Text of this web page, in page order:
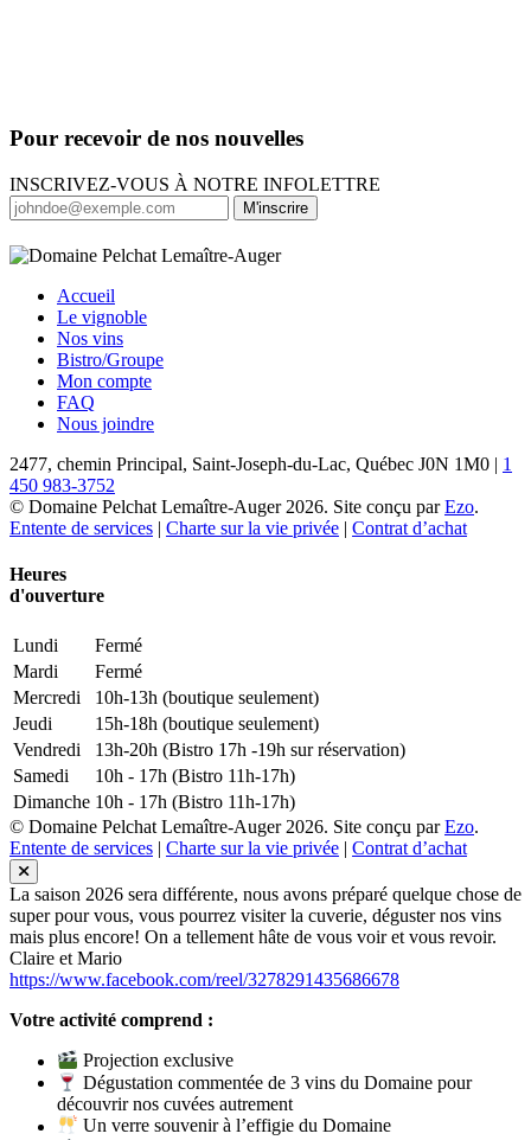
Pour recevoir de nos nouvelles
INSCRIVEZ-VOUS À NOTRE INFOLETTRE
M'inscrire
Accueil
Le vignoble
Nos vins
Bistro/Groupe
Mon compte
FAQ
Nous joindre
2477, chemin Principal, Saint-Joseph-du-Lac, Québec J0N 1M0 | 1
450 983-3752
© Domaine Pelchat Lemaître-Auger 2026. Site conçu parEzo.
Entente de services | Charte sur la vie privée | Contrat d’achat
Heures
d'ouverture
Lundi
Fermé
Mardi
Fermé
Mercredi
10h-13h (boutique seulement)
Jeudi
15h-18h (boutique seulement)
Vendredi
13h-20h (Bistro 17h -19h sur réservation)
Samedi
10h - 17h (Bistro 11h-17h)
Dimanche 10h - 17h (Bistro 11h-17h)
© Domaine Pelchat Lemaître-Auger 2026. Site conçu parEzo.
Entente de services | Charte sur la vie privée | Contrat d’achat
La saison 2026 sera différente, nous avons préparé quelque chose de
super pour vous, vous pourrez visiter la cuverie, déguster nos vins
mais plus encore! On a tellement hâte de vous voir et vous revoir.
Claire et Mario
https://www.facebook.com/reel/3278291435686678
Votre activité comprend :
Projection exclusive
Dégustation commentée de 3 vins du Domaine pour
découvrir nos cuvées autrement
Un verre souvenir à l’effigie du Domaine